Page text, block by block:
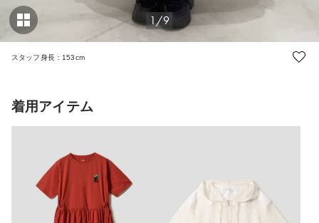
1/9
スタッフ身長：153cm
着用アイテム